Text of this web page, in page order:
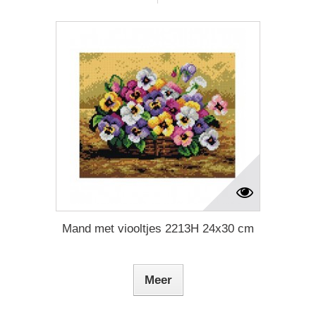
Mand met viooltjes 2213H 24x30 cm
Meer